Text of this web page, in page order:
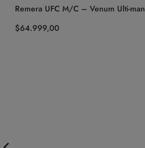
Remera UFC M/C – Venum Ulti-man
$64.999,00